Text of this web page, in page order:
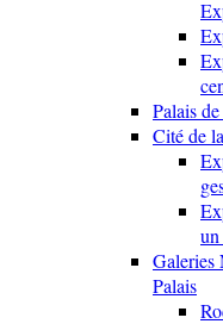
Palais
Cité de
Galeries
Palais